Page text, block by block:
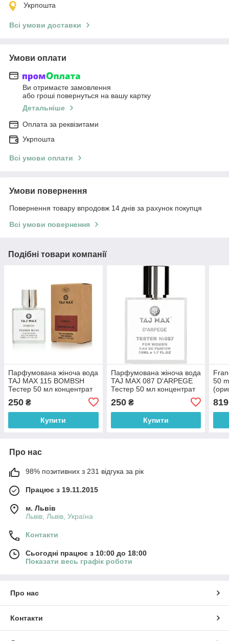
Укрпошта
Всі умови доставки
Умови оплати
Ви отримаєте замовлення
або гроші повернуться на вашу картку
Детальніше
Оплата за реквізитами
Укрпошта
Всі умови оплати
Умови повернення
Повернення товару впродовж 14 днів за рахунок покупця
Всі умови повернення
Подібні товари компанії
Парфумована жіноча вода
TAJ MAX 115 BOMBSH
Тестер 50 мл концентрат
250 ₴
Купити
Парфумована жіноча вода
TAJ MAX 087 D'ARPEGE
Тестер 50 мл концентрат
250₴
Купити
50
819
Про нас
98% позитивних з 231 відгука за рік
Працює з 19.11.2015
м. Львів
Львів, Львів, Україна
Контакти
Сьогодні працює з 10:00 до 18:00
Показати весь графік роботи
Про нас
Контакти